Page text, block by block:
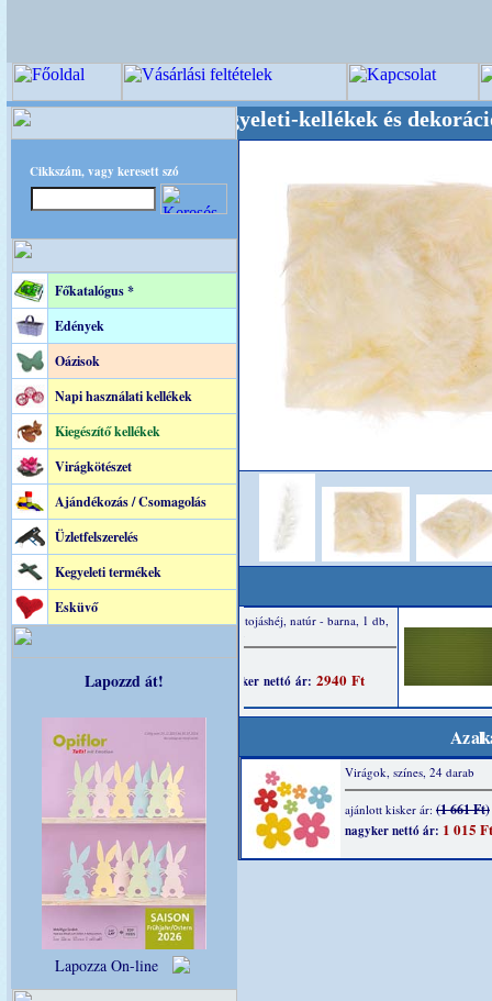
Cikkszám, vagy keresett szó
Főkatalógus *
Edények
Oázisok
Napi használati kellékek
Kiegészítő kellékek
Virágkötészet
Ajándékozás / Csomagolás
Üzletfelszerelés
Kegyeleti termékek
Esküvő
Lapozzd át!
Lapozza On-line
, Kegyeleti-kellékek és dekoráció!
Az
Virágok, színes, 24 darab
ajánlott kisker ár: (1 661 Ft)
nagyker nettó ár: 1 015 Ft